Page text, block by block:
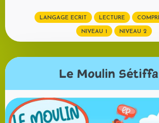
LANGAGE ECRIT LECTURE
NIVEAU 1 NIVEAU 2
Le Moulin